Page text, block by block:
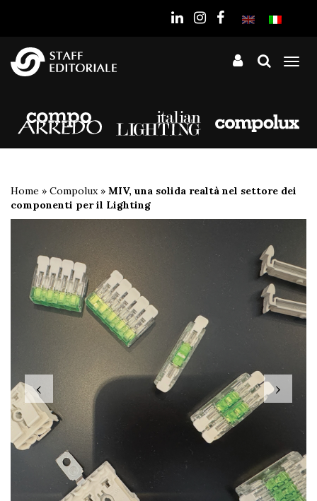
Home » Compolux» MIV, una solida realtà nel settore dei
componenti per il Lighting
‹ ›